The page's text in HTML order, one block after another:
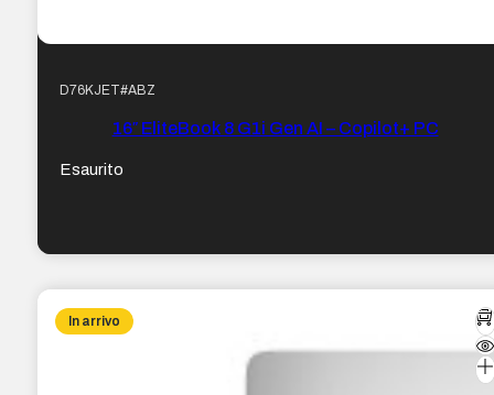
D76KJET#ABZ
16″ EliteBook 8 G1i Gen AI – Copilot+ PC
Esaurito
In arrivo